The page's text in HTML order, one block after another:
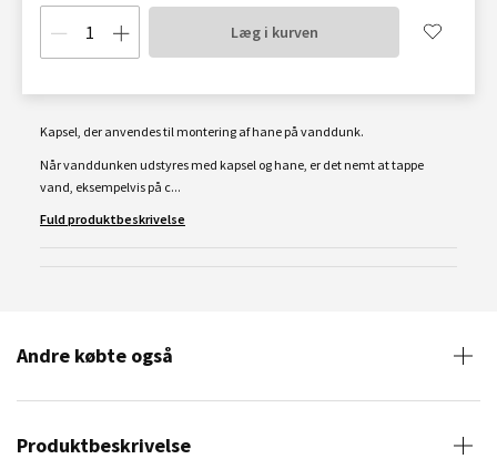
Læg i kurven
Kapsel, der anvendes til montering af hane på vanddunk.
Når vanddunken udstyres med kapsel og hane, er det nemt at tappe
vand, eksempelvis på c...
Fuld produktbeskrivelse
Andre købte også
Produktbeskrivelse